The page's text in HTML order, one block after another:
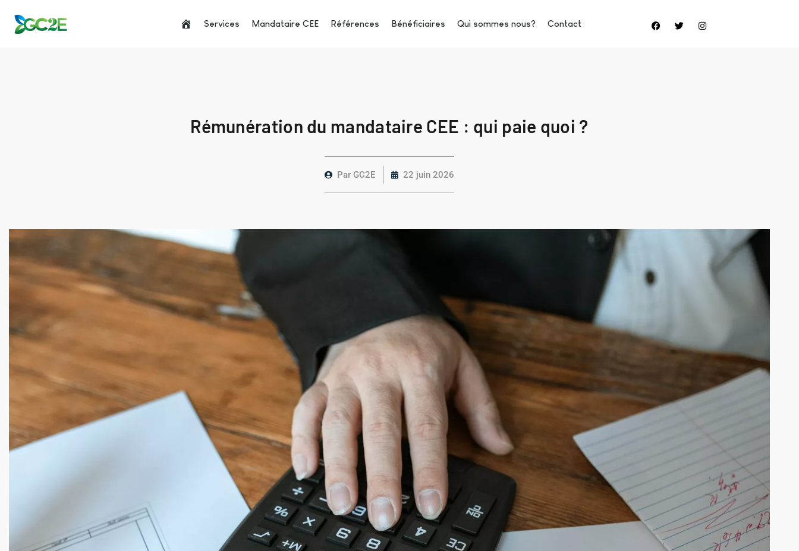
Services Mandataire CEE Références Bénéficiaires Qui sommes nous? Contact
Rémunération du mandataire CEE : qui paie quoi ?
Par GC2E 22 juin 2026